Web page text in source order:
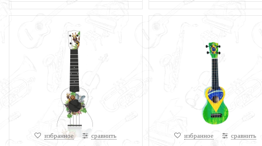
избранное сравнить избранное сравнить